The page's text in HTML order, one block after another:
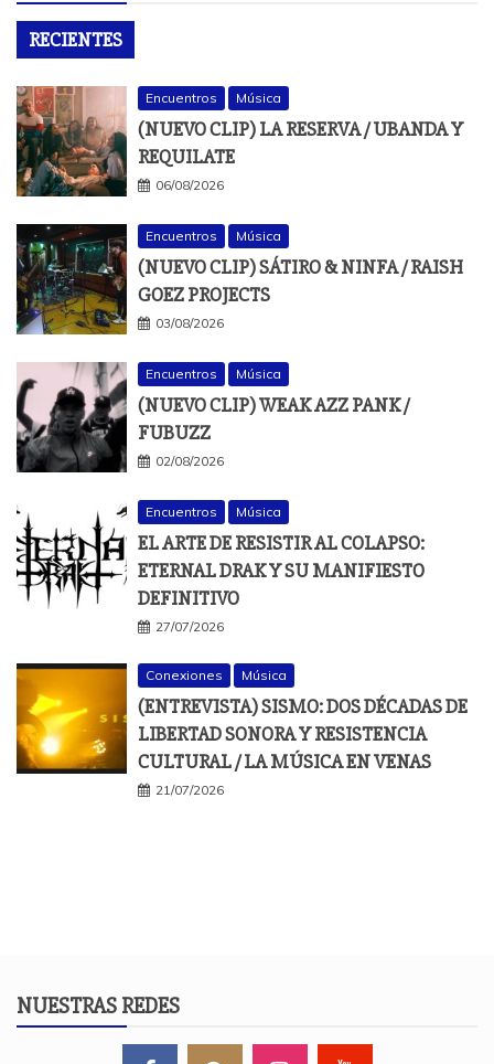
RECIENTES
Encuentros Música
(NUEVO CLIP) LA RESERVA / UBANDA Y
REQUILATE
06/08/2026
Encuentros Música
(NUEVO CLIP) SÁTIRO & NINFA / RAISH
GOEZ PROJECTS
03/08/2026
Encuentros Música
(NUEVO CLIP) WEAK AZZ PANK /
FUBUZZ
02/08/2026
Encuentros Música
EL ARTE DE RESISTIR AL COLAPSO:
ETERNAL DRAK Y SU MANIFIESTO
DEFINITIVO
27/07/2026
Conexiones Música
(ENTREVISTA) SISMO: DOS DÉCADAS DE
LIBERTAD SONORA Y RESISTENCIA
CULTURAL / LA MÚSICA EN VENAS
21/07/2026
NUESTRAS REDES